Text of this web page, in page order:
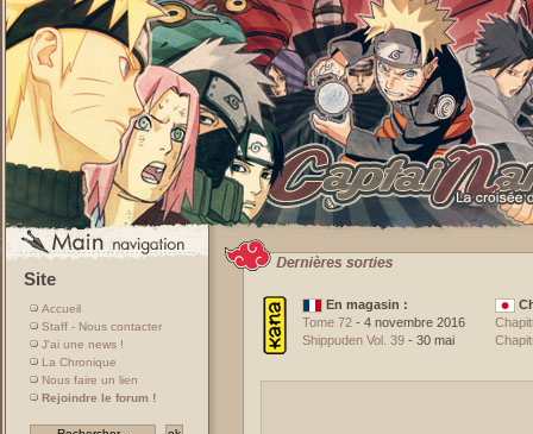
Site
Accueil
Staff - Nous contacter
J'ai une news !
La Chronique
Nous faire un lien
Rejoindre le forum !
En magasin :
Tome 72 - 4 novembre 2016
Shippuden Vol. 39 - 30 mai